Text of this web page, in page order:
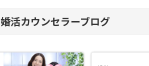
婚活カウンセラーブログ